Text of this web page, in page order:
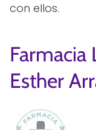
con ellos.
Farmacia
Esther